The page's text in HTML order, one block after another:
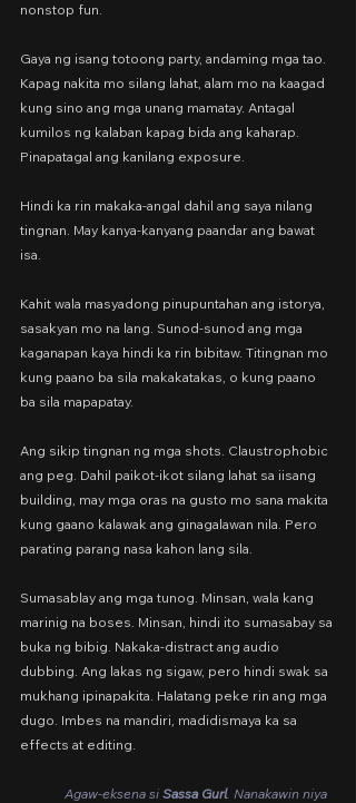
nonstop fun.
Gaya ng isang totoong party, andaming mga tao.
Kapag nakita mo silang lahat, alam mo na kaagad
kung sino ang mga unang mamatay. Antagal
kumilos ng kalaban kapag bida ang kaharap.
Pinapatagal ang kanilang exposure.
Hindi ka rin makaka-angal dahil ang saya nilang
tingnan. May kanya-kanyang paandar ang bawat
isa.
Kahit wala masyadong pinupuntahan ang istorya,
sasakyan mo na lang. Sunod-sunod ang mga
kaganapan kaya hindi ka rin bibitaw. Titingnan mo
kung paano ba sila makakatakas, o kung paano
ba sila mapapatay.
Ang sikip tingnan ng mga shots. Claustrophobic
ang peg. Dahil paikot-ikot silang lahat sa iisang
building, may mga oras na gusto mo sana makita
kung gaano kalawak ang ginagalawan nila. Pero
parating parang nasa kahon lang sila.
Sumasablay ang mga tunog. Minsan, wala kang
marinig na boses. Minsan, hindi ito sumasabay sa
buka ng bibig. Nakaka-distract ang audio
dubbing. Ang lakas ng sigaw, pero hindi swak sa
mukhang ipinapakita. Halatang peke rin ang mga
dugo. Imbes na mandiri, madidismaya ka sa
effects at editing.
Agaw-eksena si Sassa Gurl. Nanakawin niya